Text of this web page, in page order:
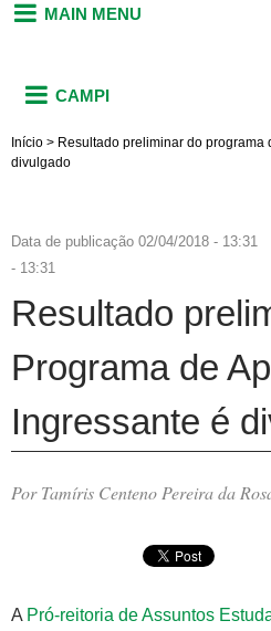
MAIN MENU
CAMPI
Início > Resultado preliminar do programa
divulgado
Data de publicação 02/04/2018 - 13:31
- 13:31
Resultado
Programa de
Ingressante é
Por Tamíris Centeno Pereira da
A Pró-reitoria de Assuntos